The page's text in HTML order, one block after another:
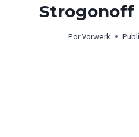
Strogonoff
PorVorwerk